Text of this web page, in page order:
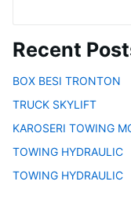
Recent
BOX BESI TRONTON
TRUCK SKYLIFT
KAROSERI TOWING
TOWING HYDRAULIC
TOWING HYDRAULIC